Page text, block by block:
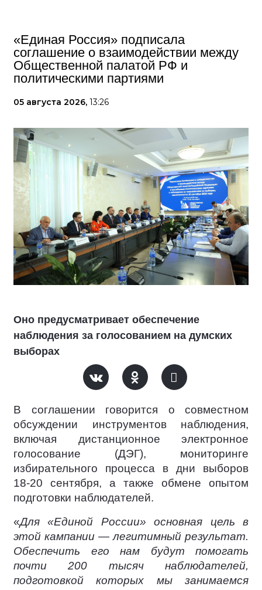
«Единая Россия» подписала
соглашение о взаимодействии между
Общественной палатой РФ и
политическими партиями
05 августа 2026, 13:26
Оно предусматривает обеспечение
наблюдения за голосованием на думских
выборах
В соглашении говорится о совместном
обсуждении инструментов наблюдения,
включая дистанционное электронное
голосование (ДЭГ), мониторинге
избирательного процесса в дни выборов
18-20 сентября, а также обмене опытом
подготовки наблюдателей.
«Для «Единой России» основная цель в
этой кампании — легитимный результат.
Обеспечить его нам будут помогать
почти 200 тысяч наблюдателей,
подготовкой которых мы занимаемся